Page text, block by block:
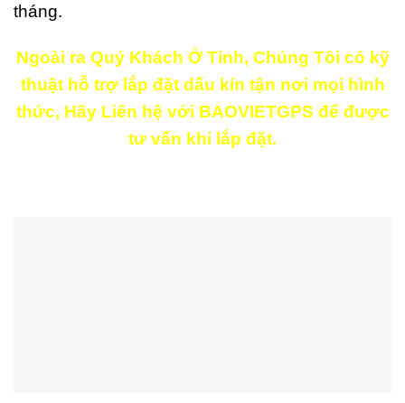
tháng.
Ngoài ra Quý Khách Ở Tỉnh, Chúng Tôi có kỹ
thuật hỗ trợ lắp đặt dấu kín tận nơi mọi hình
thức, Hãy Liên hệ với BAOVIETGPS để được
tư vấn khi lắp đặt.